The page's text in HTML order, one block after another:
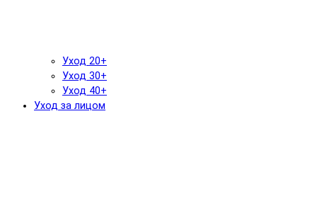
Уход 20+
Уход 30+
Уход 40+
Уход за лицом